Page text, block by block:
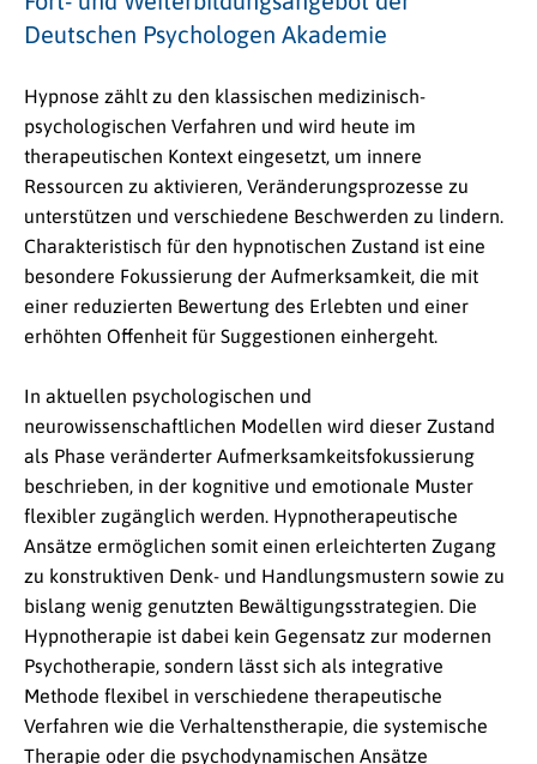
Deutschen Psychologen Akademie
Hypnose zählt zu den klassischen medizinisch-
psychologischen Verfahren und wird heute im
therapeutischen Kontext eingesetzt, um innere
Ressourcen zu aktivieren, Veränderungsprozesse zu
unterstützen und verschiedene Beschwerden zu lindern.
Charakteristisch für den hypnotischen Zustand ist eine
besondere Fokussierung der Aufmerksamkeit, die mit
einer reduzierten Bewertung des Erlebten und einer
erhöhten Offenheit für Suggestionen einhergeht.
In aktuellen psychologischen und
neurowissenschaftlichen Modellen wird dieser Zustand
als Phase veränderter Aufmerksamkeitsfokussierung
beschrieben, in der kognitive und emotionale Muster
flexibler zugänglich werden. Hypnotherapeutische
Ansätze ermöglichen somit einen erleichterten Zugang
zu konstruktiven Denk- und Handlungsmustern sowie zu
bislang wenig genutzten Bewältigungsstrategien. Die
Hypnotherapie ist dabei kein Gegensatz zur modernen
Psychotherapie, sondern lässt sich als integrative
Methode flexibel in verschiedene therapeutische
Verfahren wie die Verhaltenstherapie, die systemische
Therapie oder die psychodynamischen Ansätze